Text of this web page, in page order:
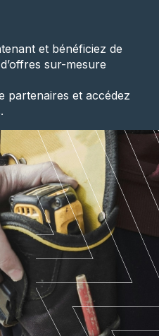
et bénéficiez de
sur-mesure
partenaires et accédez